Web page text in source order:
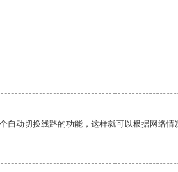
动切换线路的功能，这样就可以根据网络